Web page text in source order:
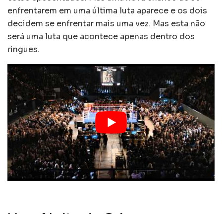
enfrentarem em uma última luta aparece e os dois
decidem se enfrentar mais uma vez. Mas esta não
será uma luta que acontece apenas dentro dos
ringues.